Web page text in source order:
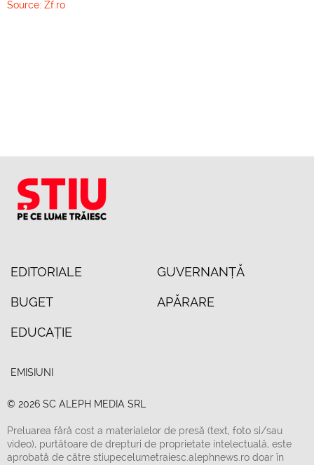
Source: Zf.ro
EDITORIALE GUVERNANȚĂ
BUGET APĂRARE
EDUCAȚIE
EMISIUNI
© 2026 SC ALEPH MEDIA SRL
Preluarea fără cost a materialelor de presă (text, foto si/sau
video), purtătoare de drepturi de proprietate intelectuală, este
aprobată de către stiupecelumetraiesc.alephnews.ro doar în